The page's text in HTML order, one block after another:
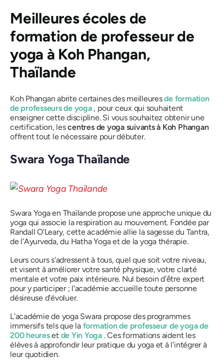
Meilleures écoles de
formation de professeur de
yoga à Koh Phangan,
Thaïlande
Koh Phangan abrite certaines des meilleuresde formation
de professeurs de yoga, pour ceux qui souhaitent
enseigner cette discipline. Si vous souhaitez obtenir une
certification, lescentres de yoga suivants à Koh Phangan
offrent tout le nécessaire pour débuter.
Swara Yoga Thaïlande
Swara Yoga en Thaïlande propose une approche unique du
yoga qui associe la respiration au mouvement. Fondée par
Randall O'Leary, cette académie allie la sagesse du Tantra,
de l'Ayurveda, du Hatha Yoga et de la yoga thérapie.
Leurs cours s'adressent à tous, quel que soit votre niveau,
et visent à améliorer votre santé physique, votre clarté
mentale et votre paix intérieure. Nul besoin d'être expert
pour y participer ; l'académie accueille toute personne
désireuse d'évoluer.
L'académie de yoga Swara propose des programmes
immersifs tels que la formation de professeur de yoga de
200 heureset de Yin Yoga . Ces formations aident les
élèves à approfondir leur pratique du yoga et à l'intégrer à
leur quotidien.